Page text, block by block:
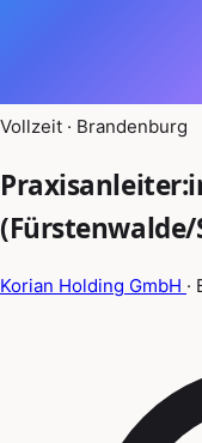
Vollzeit · Brandenburg
(Fürstenwalde/
Korian Holding GmbH ·